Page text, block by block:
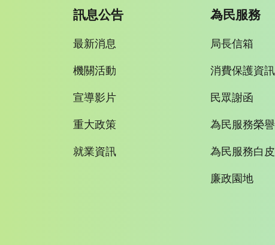
訊息公告
最新消息
機關活動
宣導影片
重大政策
就業資訊
為民服務
局長信箱
消費保護資訊
民眾謝函
為民服務榮
為民服務白
廉政園地